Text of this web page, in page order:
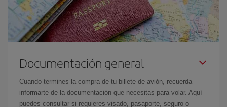
Documentación general
Cuando termines la compra de tu billete de avión, recuerda
informarte de la documentación que necesitas para volar. Aquí
puedes consultar si requieres visado, pasaporte, seguro o